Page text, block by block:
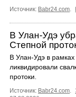
Источник: Babr24.com.
В Улан-Удэ
Степной
В Улан-Удэ в рамках
ликвидировали
протоки.
Источник: Babr24.com.